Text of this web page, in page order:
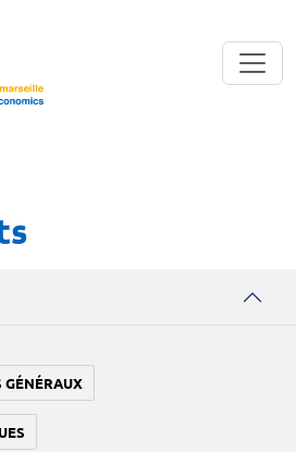
GÉNÉRAUX